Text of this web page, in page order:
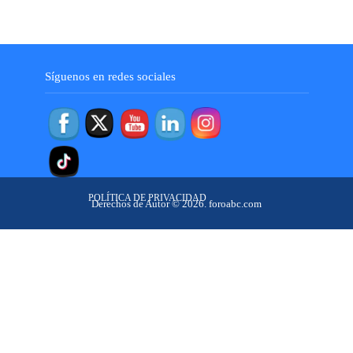
Síguenos en redes sociales
POLÍTICA DE PRIVACIDAD
Derechos de Autor © 2026. foroabc.com